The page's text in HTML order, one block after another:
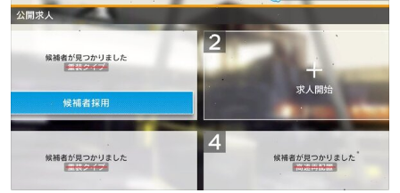
送設備に外部から不正に音声が流された可能性も含めて確
認を実施」と説明した。
ト
数
数